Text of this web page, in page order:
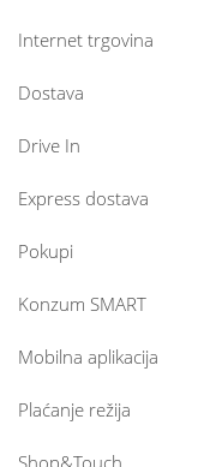
Internet trgovina
Dostava
Drive In
Express dostava
Pokupi
Konzum SMART
Mobilna aplikacija
Plaćanje režija
Shop&Touch